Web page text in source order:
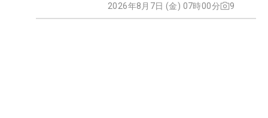
2026年8月7日 (金) 07時00分 9